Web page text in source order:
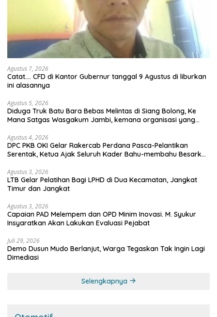
Agustus 7, 2026
Catat…. CFD di Kantor Gubernur tanggal 9 Agustus di liburkan
ini alasannya
Agustus 5, 2026
Diduga Truk Batu Bara Bebas Melintas di Siang Bolong, Ke
Mana Satgas Wasgakum Jambi, kemana organisasi yang
Agustus 4, 2026
DPC PKB OKI Gelar Rakercab Perdana Pasca-Pelantikan
Serentak, Ketua Ajak Seluruh Kader Bahu-membahu Besarkan
Agustus 3, 2026
LTB Gelar Pelatihan Bagi LPHD di Dua Kecamatan, Jangkat
Timur dan Jangkat
Agustus 3, 2026
Capaian PAD Melempem dan OPD Minim Inovasi. M. Syukur
Insyaratkan Akan Lakukan Evaluasi Pejabat
Juli 29, 2026
Demo Dusun Mudo Berlanjut, Warga Tegaskan Tak Ingin Lagi
Dimediasi
Selengkapnya